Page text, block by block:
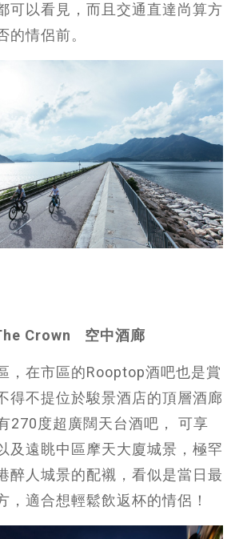
可以看見，而且交通直達尚算方
的情侶前。
Crown 空中酒廊
，在市區的Rooptop酒吧也是賞
得不提位於駿景酒店的頂層酒廊
270度超廣闊天台酒吧， 可享
及遠眺中區摩天大廈城景，極罕
醉人城景的配襯，看似是當日最
，適合想輕鬆飲返杯的情侶！